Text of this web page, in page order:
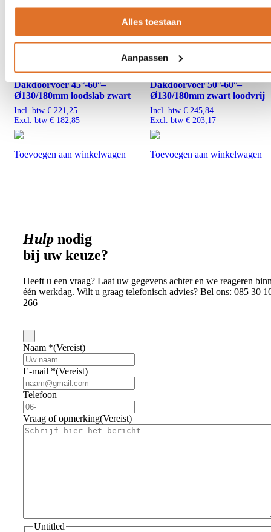
Alles toestaan
Aanpassen
Dubbelwandige kachelpijp RVS
Dakdoorvoer 45°-60°–
Ø130/180mm loodslab zwart
Incl. btw € 221,25
Excl. btw € 182,85
Toevoegen aan winkelwagen
Dakdoorvoer 50°-60°–
Ø130/180mm zwart loodvrij
Incl. btw €245,84
Excl. btw €203,17
Toevoegen aan winkelwagen
Hulp nodig
bij uw keuze?
Heeft u een vraag? Laat uw gegevens achter en we reageren
één werkdag. Wilt u graag telefonisch advies? Bel ons: 085 30
266
Naam *(Vereist)
E-mail *(Vereist)
Telefoon
Vraag of opmerking(Vereist)
Untitled